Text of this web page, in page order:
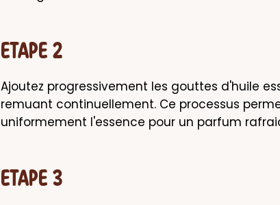
ETAPE 2
Ajoutez progressivement les gouttes d'huile
remuant continuellement. Ce processus
uniformement l'essence pour un parfum
ETAPE 3